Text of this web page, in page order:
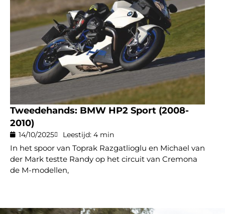
Tweedehands: BMW HP2 Sport (2008-
2010)
14/10/2025 Leestijd: 4 min
In het spoor van Toprak Razgatlioglu en Michael van
der Mark testte Randy op het circuit van Cremona
de M-modellen,